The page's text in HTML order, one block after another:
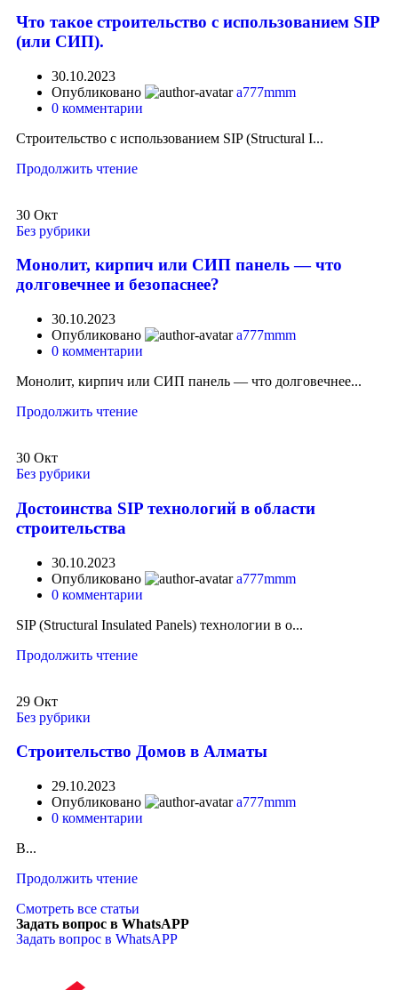
Что такое строительство с использованием SIP
(или СИП).
30.10.2023
Опубликовано
a777mmm
0 комментарии
Строительство с использованием SIP (Structural I...
Продолжить чтение
30 Окт
Без рубрики
Монолит, кирпич или СИП панель — что
долговечнее и безопаснее?
30.10.2023
Опубликовано
a777mmm
0 комментарии
Монолит, кирпич или СИП панель — что долговечнее...
Продолжить чтение
30 Окт
Без рубрики
Достоинства SIP технологий в области
строительства
30.10.2023
Опубликовано
a777mmm
0 комментарии
SIP (Structural Insulated Panels) технологии в о...
Продолжить чтение
29 Окт
Без рубрики
Строительство Домов в Алматы
29.10.2023
Опубликовано
a777mmm
0 комментарии
В...
Продолжить чтение
Смотреть все статьи
Задать вопрос в WhatsAPP
Задать вопрос в WhatsAPP